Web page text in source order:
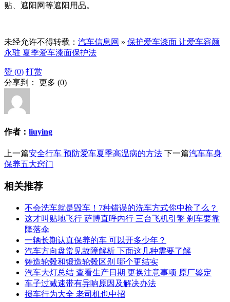
贴、遮阳网等遮阳用品。
未经允许不得转载： 汽车信息网 » 保护爱车漆面 让爱车容颜
永驻 夏季爱车漆面保护法
赞 (0) 打赏
分享到： 更多 (0)
作者： liuying
上一篇安全行车 预防爱车夏季高温病的方法 下一篇汽车车身
保养五大窍门
相关推荐
不会洗车就是毁车！7种错误的洗车方式你中枪了么？
这才叫贴地飞行 萨博直呼内行 三台飞机引擎 刹车要靠
降落伞
一辆长期认真保养的车 可以开多少年？
汽车方向盘常见故障解析 下面这几种需要了解
铸造轮毂和锻造轮毂区别 哪个更结实
汽车大灯总结 查看生产日期 更换注意事项 原厂鉴定
车子过减速带有异响原因及解决办法
损车行为大全 老司机也中招